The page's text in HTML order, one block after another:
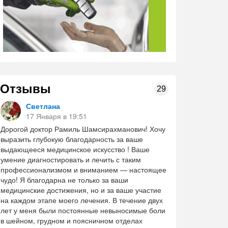
Отзывы 29
Светлана
17 Января в 19:51
Дорогой доктор Рамиль Шамсирахманович! Хочу
выразить глубокую благодарность за ваше
выдающееся медицинское искусство ! Ваше
умение диагностировать и лечить с таким
профессионализмом и вниманием — настоящее
чудо! Я благодарна не только за ваши
медицинские достижения, но и за ваше участие
на каждом этапе моего лечения. В течение двух
лет у меня были постоянные невыносимые боли
в шейном, грудном и поясничном отделах